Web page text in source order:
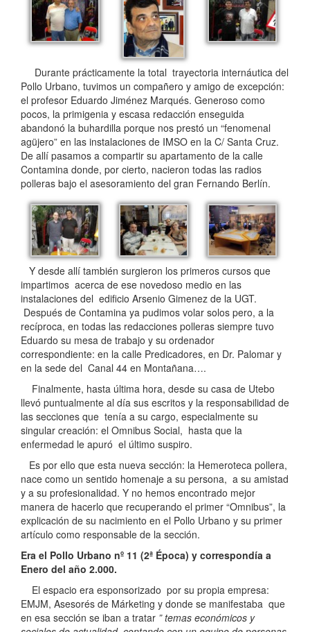
Durante prácticamente la total trayectoria internáutica del
Pollo Urbano, tuvimos un compañero y amigo de excepción:
el profesor Eduardo Jiménez Marqués. Generoso como
pocos, la primigenia y escasa redacción enseguida
abandonó la buhardilla porque nos prestó un “fenomenal
agüjero” en las instalaciones de IMSO en la C/ Santa Cruz.
De allí pasamos a compartir su apartamento de la calle
Contamina donde, por cierto, nacieron todas las radios
polleras bajo el asesoramiento del gran Fernando Berlín.
Y desde allí también surgieron los primeros cursos que
impartimos acerca de ese novedoso medio en las
instalaciones del edificio Arsenio Gimenez de la UGT.
Después de Contamina ya pudimos volar solos pero, a la
recíproca, en todas las redacciones polleras siempre tuvo
Eduardo su mesa de trabajo y su ordenador
correspondiente: en la calle Predicadores, en Dr. Palomar y
en la sede del Canal 44 en Montañana….
Finalmente, hasta última hora, desde su casa de Utebo
llevó puntualmente al día sus escritos y la responsabilidad de
las secciones que tenía a su cargo, especialmente su
singular creación: el Omnibus Social, hasta que la
enfermedad le apuró el último suspiro.
Es por ello que esta nueva sección: la Hemeroteca pollera,
nace como un sentido homenaje a su persona, a su amistad
y a su profesionalidad. Y no hemos encontrado mejor
manera de hacerlo que recuperando el primer “Omnibus”, la
explicación de su nacimiento en el Pollo Urbano y su primer
artículo como responsable de la sección.
Era el Pollo Urbano nº 11 (2ª Época) y correspondía a
Enero del año 2.000.
El espacio era esponsorizado por su propia empresa:
EMJM, Asesorés de Márketing y donde se manifestaba que
en esa sección se iban a tratar ” temas económicos y